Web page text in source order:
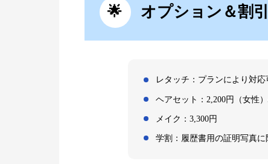
オプション＆割引
レタッチ：プランにより対応
ヘアセット：2,200円（女性）
メイク：3,300円
学割：履歴書用の証明写真